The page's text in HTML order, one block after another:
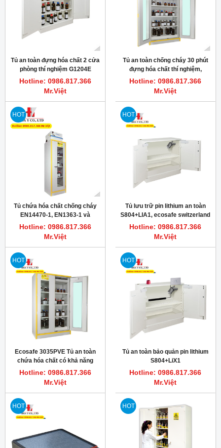
Tủ an toàn đựng hóa chất 2 cửa
phòng thí nghiệm G1204E
Ecosafe Thụy Sỹ
Hotline: 0986.817.366
Mr.Việt
Tủ an toàn chống cháy 30 phút
đựng hóa chất thí nghiệm,
Ecosafe 3035PVE, EN 14470-1
FM 6050
Hotline: 0986.817.366
Mr.Việt
HOT
Tủ chứa hóa chất chống cháy
EN14470-1, EN1363-1 và
FM6050
Hotline: 0986.817.366
Mr.Việt
HOT
Tủ lưu trữ pin lithium an toàn
S804+LIA1, ecosafe switzerland
Hotline: 0986.817.366
Mr.Việt
HOT
Ecosafe 3035PVE Tủ an toàn
chứa hóa chất có khả năng
chống cháy 30 phút 250 lít,
EN14470-1, EN1363-1,
EN16121, FM6050
Hotline: 0986.817.366
Mr.Việt
HOT
Tủ an toàn bảo quản pin lithium
S804+LiX1
Hotline: 0986.817.366
Mr.Việt
HOT HOT